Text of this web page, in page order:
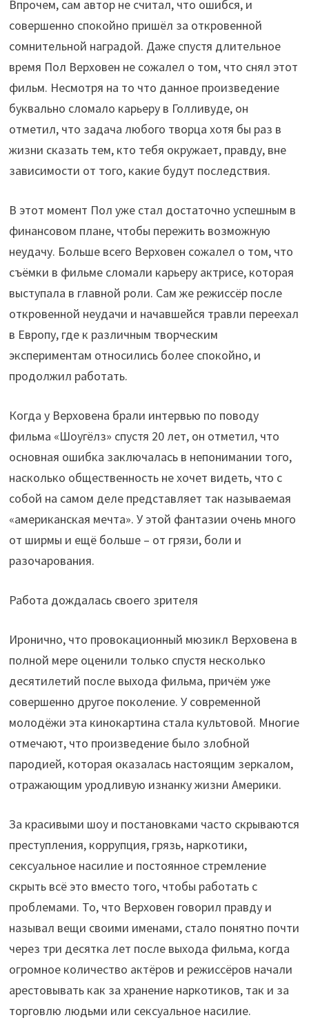
Впрочем, сам автор не считал, что ошибся, и
совершенно спокойно пришёл за откровенной
сомнительной наградой. Даже спустя длительное
время Пол Верховен не сожалел о том, что снял этот
фильм. Несмотря на то что данное произведение
буквально сломало карьеру в Голливуде, он
отметил, что задача любого творца хотя бы раз в
жизни сказать тем, кто тебя окружает, правду, вне
зависимости от того, какие будут последствия.
В этот момент Пол уже стал достаточно успешным в
финансовом плане, чтобы пережить возможную
неудачу. Больше всего Верховен сожалел о том, что
съёмки в фильме сломали карьеру актрисе, которая
выступала в главной роли. Сам же режиссёр после
откровенной неудачи и начавшейся травли переехал
в Европу, где к различным творческим
экспериментам относились более спокойно, и
продолжил работать.
Когда у Верховена брали интервью по поводу
фильма «Шоугёлз» спустя 20 лет, он отметил, что
основная ошибка заключалась в непонимании того,
насколько общественность не хочет видеть, что с
собой на самом деле представляет так называемая
«американская мечта». У этой фантазии очень много
от ширмы и ещё больше – от грязи, боли и
разочарования.
Работа дождалась своего зрителя
Иронично, что провокационный мюзикл Верховена в
полной мере оценили только спустя несколько
десятилетий после выхода фильма, причём уже
совершенно другое поколение. У современной
молодёжи эта кинокартина стала культовой. Многие
отмечают, что произведение было злобной
пародией, которая оказалась настоящим зеркалом,
отражающим уродливую изнанку жизни Америки.
За красивыми шоу и постановками часто скрываются
преступления, коррупция, грязь, наркотики,
сексуальное насилие и постоянное стремление
скрыть всё это вместо того, чтобы работать с
проблемами. То, что Верховен говорил правду и
называл вещи своими именами, стало понятно почти
через три десятка лет после выхода фильма, когда
огромное количество актёров и режиссёров начали
арестовывать как за хранение наркотиков, так и за
торговлю людьми или сексуальное насилие.